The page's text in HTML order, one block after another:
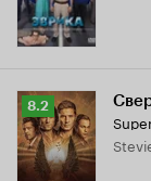
Рейтинг
Кинопоиска
8.2
8.2